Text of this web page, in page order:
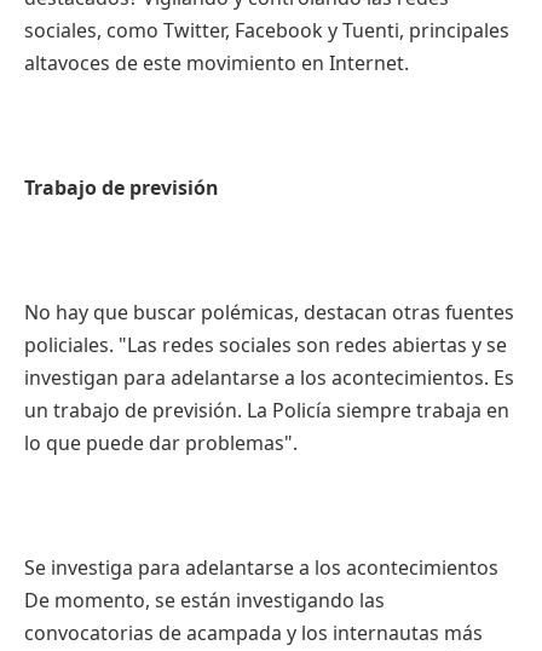
sociales, como Twitter, Facebook y Tuenti, principales
altavoces de este movimiento en Internet.
Trabajo de previsión
No hay que buscar polémicas, destacan otras fuentes
policiales. "Las redes sociales son redes abiertas y se
investigan para adelantarse a los acontecimientos. Es
un trabajo de previsión. La Policía siempre trabaja en
lo que puede dar problemas".
Se investiga para adelantarse a los acontecimientos
De momento, se están investigando las
convocatorias de acampada y los internautas más